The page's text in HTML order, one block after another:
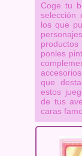
Coge tu
selección
los que
ponles
que
estos
de tus
caras